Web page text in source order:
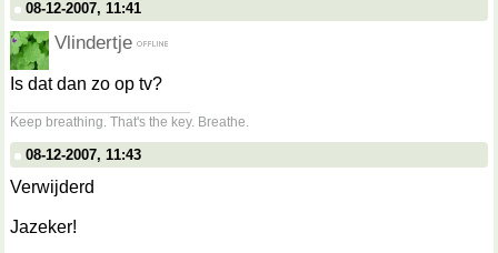
08-12-2007, 11:41
Vlindertje
Is dat dan zo op tv?
Keep breathing. That's the key. Breathe.
08-12-2007, 11:43
Verwijderd
Jazeker!